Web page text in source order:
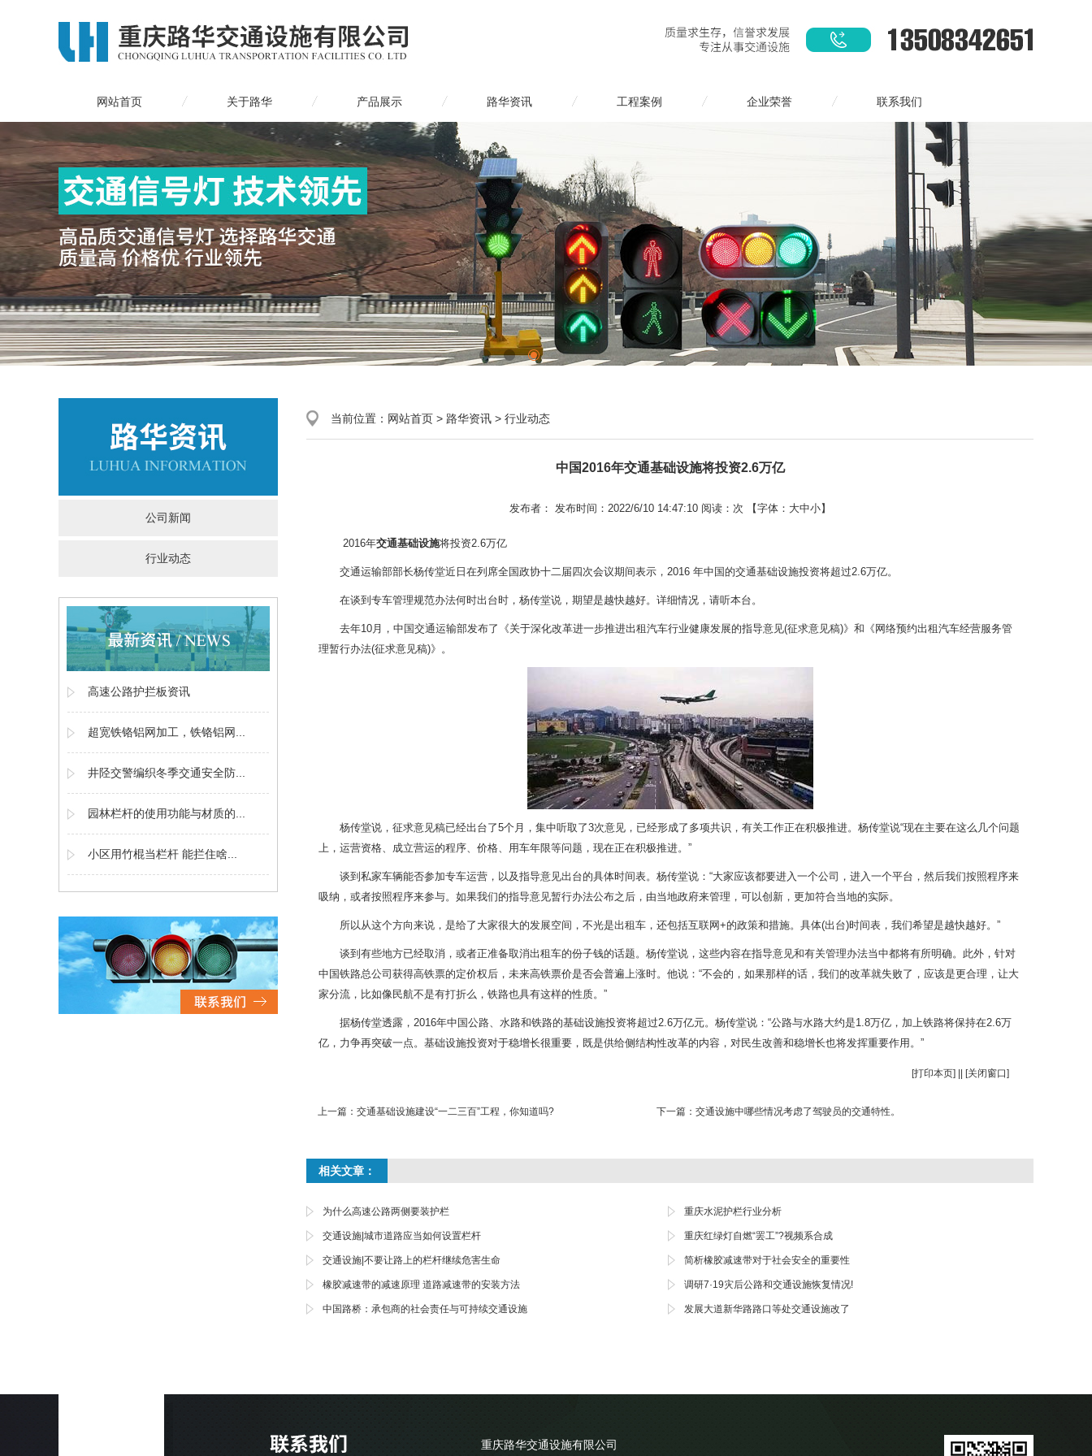
网站首页 关于路华 产品展示 路华资讯 工程案例 企业荣誉 联系我们
公司新闻
行业动态
高速公路护拦板资讯
超宽铁铬铝网加工，铁铬铝网...
井陉交警编织冬季交通安全防...
园林栏杆的使用功能与材质的...
小区用竹棍当栏杆 能拦住啥...
当前位置： 网站首页 > 路华资讯 > 行业动态
中国2016年交通基础设施将投资2.6万亿
发布者： 发布时间：2022/6/10 14:47:10 阅读： 次 【字体： 大中小】
2016年交通基础设施将投资2.6万亿
交通运输部部长杨传堂近日在列席全国政协十二届四次会议期间表示，2016 年中国的交通基础设施投资将超过2.6万亿。
在谈到专车管理规范办法何时出台时，杨传堂说，期望是越快越好。详细情况，请听本台。
去年10月，中国交通运输部发布了《关于深化改革进一步推进出租汽车行业健康发展的指导意见(征求意见稿)》和《网络预约出租汽车经营服务管
理暂行办法(征求意见稿)》。
杨传堂说，征求意见稿已经出台了5个月，集中听取了3次意见，已经形成了多项共识，有关工作正在积极推进。杨传堂说“现在主要在这么几个问题
上，运营资格、成立营运的程序、价格、用车年限等问题，现在正在积极推进。”
谈到私家车辆能否参加专车运营，以及指导意见出台的具体时间表。杨传堂说：“大家应该都要进入一个公司，进入一个平台，然后我们按照程序来
吸纳，或者按照程序来参与。如果我们的指导意见暂行办法公布之后，由当地政府来管理，可以创新，更加符合当地的实际。
所以从这个方向来说，是给了大家很大的发展空间，不光是出租车，还包括互联网+的政策和措施。具体(出台)时间表，我们希望是越快越好。”
谈到有些地方已经取消，或者正准备取消出租车的份子钱的话题。杨传堂说，这些内容在指导意见和有关管理办法当中都将有所明确。此外，针对
中国铁路总公司获得高铁票的定价权后，未来高铁票价是否会普遍上涨时。他说：“不会的，如果那样的话，我们的改革就失败了，应该是更合理，让大
家分流，比如像民航不是有打折么，铁路也具有这样的性质。”
据杨传堂透露，2016年中国公路、水路和铁路的基础设施投资将超过2.6万亿元。杨传堂说：“公路与水路大约是1.8万亿，加上铁路将保持在2.6万
亿，力争再突破一点。基础设施投资对于稳增长很重要，既是供给侧结构性改革的内容，对民生改善和稳增长也将发挥重要作用。”
[打印本页] || [关闭窗口]
上一篇： 交通基础设施建设“一二三百”工程，你知道吗? 下一篇： 交通设施中哪些情况考虑了驾驶员的交通特性。
相关文章：
为什么高速公路两侧要装护栏 重庆水泥护栏行业分析
交通设施|城市道路应当如何设置栏杆 重庆红绿灯自燃“罢工”?视频系合成
交通设施|不要让路上的栏杆继续危害生命 简析橡胶减速带对于社会安全的重要性
橡胶减速带的减速原理 道路减速带的安装方法 调研7·19灾后公路和交通设施恢复情况!
中国路桥：承包商的社会责任与可持续交通设施 发展大道新华路路口等处交通设施改了
重庆路华交通设施有限公司